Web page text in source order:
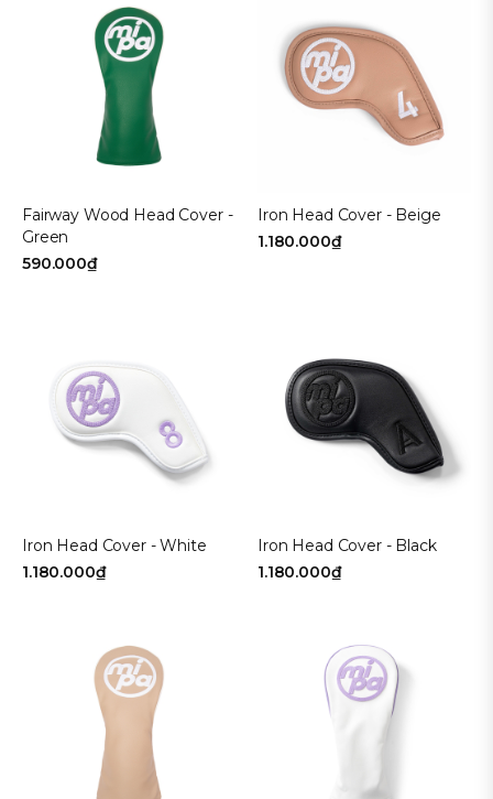
Fairway Wood Head Cover -
Green
590.000₫
Iron Head Cover - Beige
1.180.000₫
Iron Head Cover - White
1.180.000₫
Iron Head Cover - Black
1.180.000₫